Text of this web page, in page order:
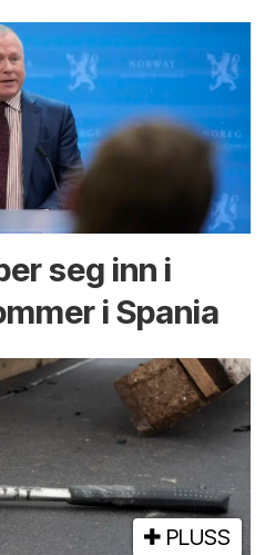
seg inn i
i Spania
PLUSS